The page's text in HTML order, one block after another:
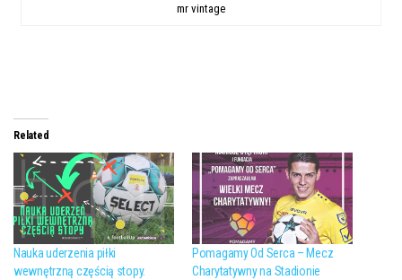
mr vintage
Related
Nauka uderzenia piłki
wewnętrzną częścią stopy.
Pomagamy Od Serca – Mecz
Charytatywny na Stadionie